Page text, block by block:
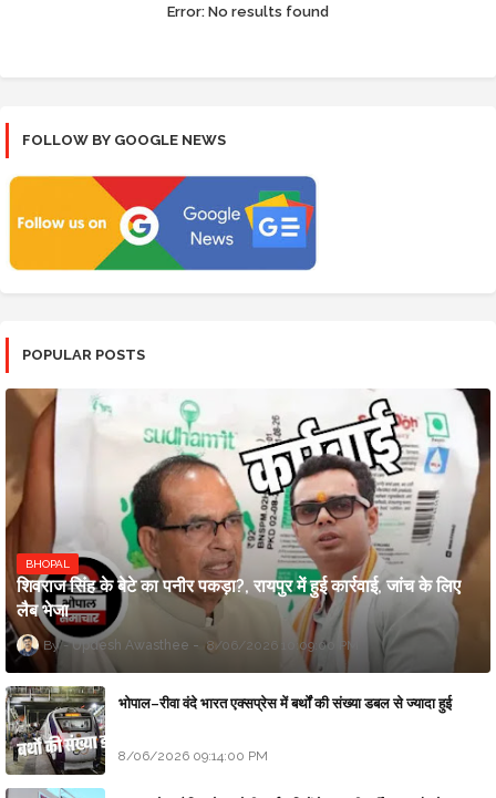
Error: No results found
FOLLOW BY GOOGLE NEWS
POPULAR POSTS
BHOPAL
शिवराज सिंह के बेटे का पनीर पकड़ा?, रायपुर में हुई कार्रवाई, जांच के लिए
लैब भेजा
Updesh Awasthee 8/06/2026 10:09:00 PM
भोपाल–रीवा वंदे भारत एक्सप्रेस में बर्थों की संख्या डबल से ज्यादा हुई
8/06/2026 09:14:00 PM